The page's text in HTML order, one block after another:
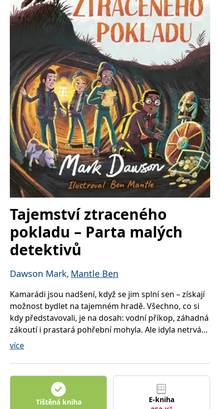
Tajemství ztraceného
pokladu – Parta malých
detektivů
Dawson Mark, Mantle Ben
Kamarádi jsou nadšení, když se jim splní sen – získají
možnost bydlet na tajemném hradě. Všechno, co si
kdy představovali, je na dosah: vodní příkop, záhadná
zákoutí i prastará pohřební mohyla. Ale idyla netrvá
dlouho. V hlubinách staré studny objeví podivnou
mapu k legendárnímu pokladu.
Začíná napínavý závod s časem! Parta malých
detektivů se pouští do pátrání po Ragnarově pokladu
– vikingském dědictví, které má ochraňovat tajemný
více
Tištěná kniha
E-kniha
Nezbytně nutné soubory cookie umožňují základní funkce webových
stránek, jako je přihlášení uživatele a správa účtu. Webové stránky nelze
bez nezbytně nutných souborů cookie správně používat.
Provider /
Doména
CookieScriptConsent
CookieScript
www.grada.cz
1 měsíc
Tento soubor
služba
Cookie-
Script.com k
zapamatování
předvoleb
souhlasu se
soubory
cookie
návštěvníků.
Je nutné, aby
banner
cookie
Cookie-
Script.com
fungoval
správně.
www.bambook.cz
prohlížeče
založenými
na jazyce
PHP. Toto je
Obvykle se
náhodně
vygenerované
číslo, jeho
použití může
příkladem je
přihlášeného
stránkami.